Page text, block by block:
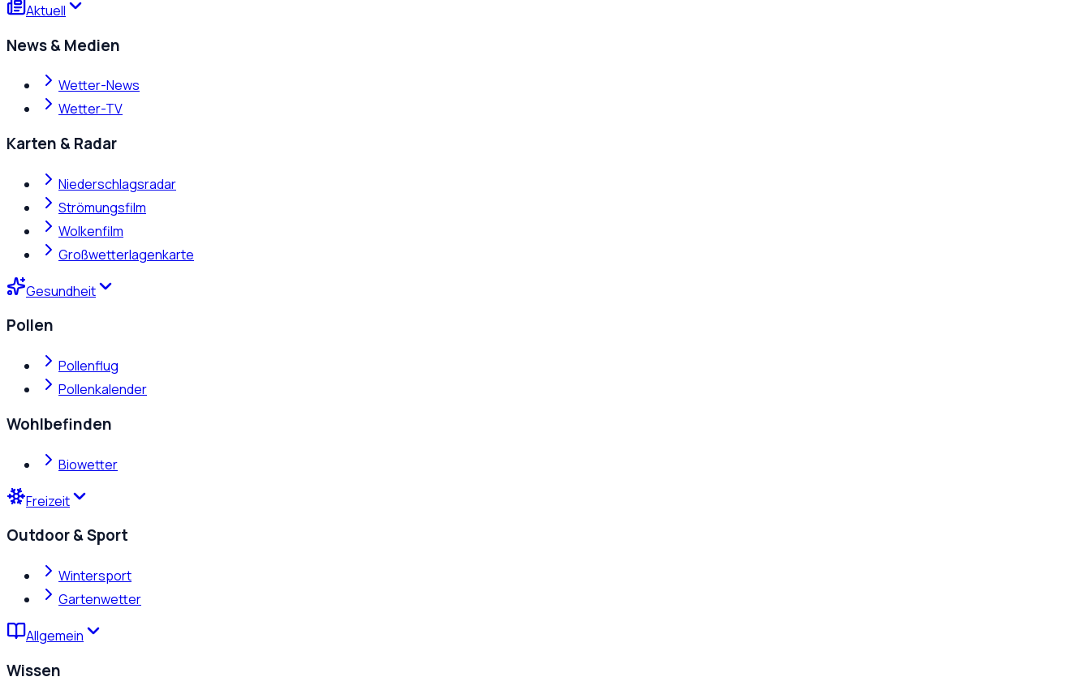
Aktuell
News & Medien
Wetter-News
Wetter-TV
Karten & Radar
Niederschlagsradar
Strömungsfilm
Wolkenfilm
Großwetterlagenkarte
Gesundheit
Pollen
Pollenflug
Pollenkalender
Wohlbefinden
Biowetter
Freizeit
Outdoor & Sport
Wintersport
Gartenwetter
Allgemein
Wissen